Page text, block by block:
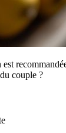
couple ?